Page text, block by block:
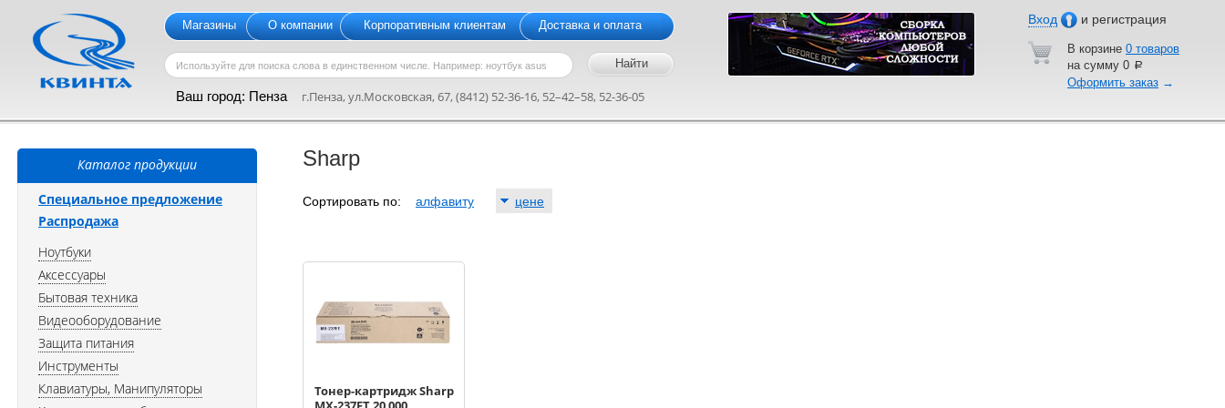
Вход и регистрация
В корзине 0 товаров
на сумму 0 a
Оформить заказ →
Магазины О компании Корпоративным клиентам Доставка и оплата
Ваш город: Пенза г.Пенза, ул.Московская, 67, (8412) 52-36-16, 52–42–58, 52-36-05
Sharp
Сортировать по: алфавиту цене
Тонер-картридж Sharp
Каталог продукции
Специальное предложение
Распродажа
Ноутбуки
Аксессуары
Бытовая техника
Видеооборудование
Защита питания
Инструменты
Клавиатуры, Манипуляторы